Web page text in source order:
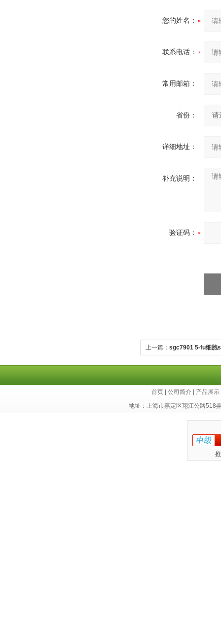
您的姓名：
联系电话：
常用邮箱：
省份：
详细地址：
补充说明：
验证码：
上一篇： sgc7901 5-fu细胞
首页 公司简介 产品展示
地址：上海市嘉定区翔江公路518